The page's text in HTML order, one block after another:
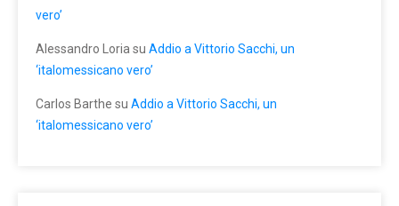
vero’
Alessandro Loria su Addio a Vittorio Sacchi, un
‘italomessicano vero’
Carlos Barthe su Addio a Vittorio Sacchi, un
‘italomessicano vero’